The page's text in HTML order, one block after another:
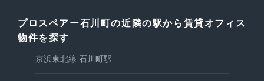
プロスペアー石川町の近隣の駅から賃貸オフィス
物件を探す
京浜東北線 石川町駅